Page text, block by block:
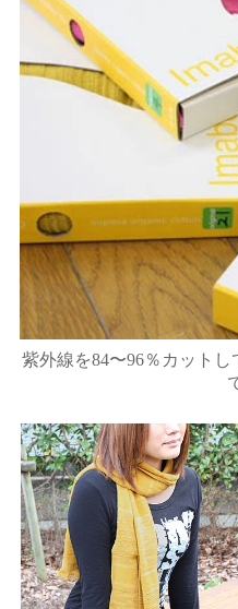
紫外線を84〜96％カット